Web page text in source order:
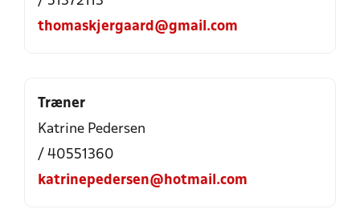
thomaskjergaard@gmail.com
Træner
Katrine Pedersen
/ 40551360
katrinepedersen@hotmail.com